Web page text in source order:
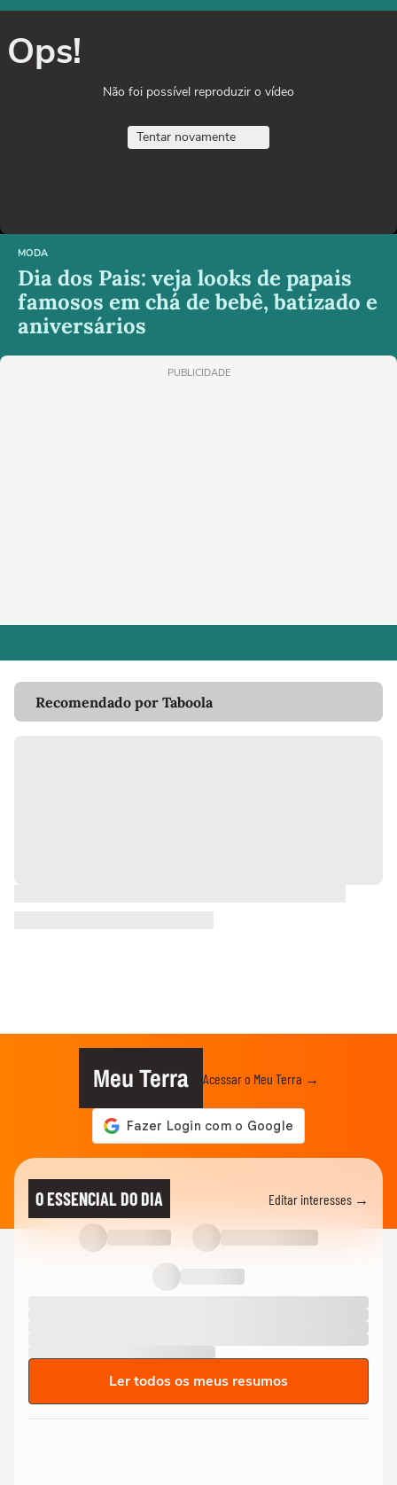
Ops!
Não foi possível reproduzir o vídeo
Tentar novamente
MODA
Dia dos Pais: veja looks de papais
famosos em chá de bebê, batizado e
aniversários
PUBLICIDADE
Recomendado por Taboola
Meu Terra Acessar o Meu Terra →
O ESSENCIAL DO DIA Editar interesses →
Ler todos os meus resumos